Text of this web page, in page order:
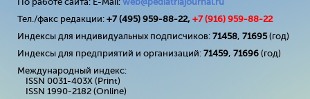
Тел./факс редакции: +7 (495) 959-88-22, +7 (916) 959-88-22
Индексы для индивидуальных подписчиков: 71458, 71695(год)
Индексы для предприятий и организаций: 71459, 71696 (год)
Международный индекс:
ISSN 0031-403X (Print)
ISSN 1990-2182 (Online)